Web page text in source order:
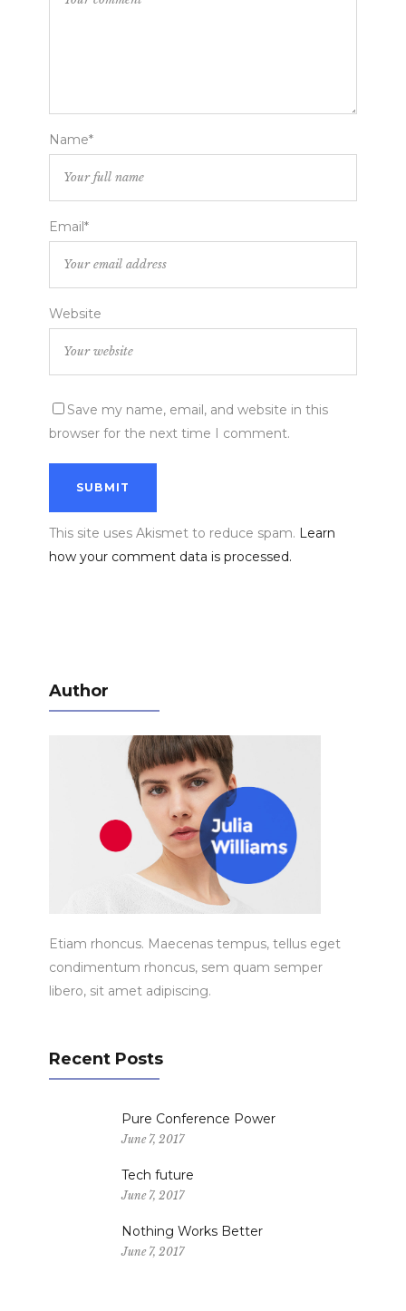
Name*
Email*
Website
Save my name, email, and website in this
browser for the next time I comment.
This site uses Akismet to reduce spam. Learn
how your comment data is processed.
Author
Etiam rhoncus. Maecenas tempus, tellus eget
condimentum rhoncus, sem quam semper
libero, sit amet adipiscing.
Recent Posts
Pure Conference Power
June 7, 2017
Tech future
June 7, 2017
Nothing Works Better
June 7, 2017